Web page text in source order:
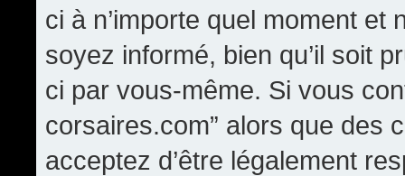
ci à n’importe quel moment
soyez informé, bien qu’il soit
ci par vous-même. Si vous
corsaires.com” alors que des
acceptez d’être légalement